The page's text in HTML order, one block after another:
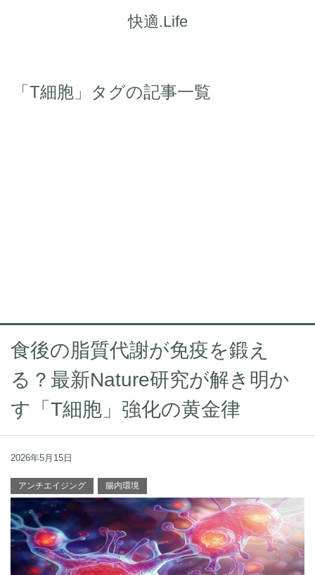
快適.Life
「T細胞」タグの記事一覧
食後の脂質代謝が免疫を鍛え
る？最新Nature研究が解き明か
す「T細胞」強化の黄金律
2026年5月15日
アンチエイジング 腸内環境